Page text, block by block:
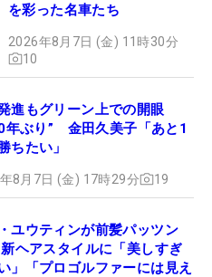
を彩った名車たち
2026年8月7日 (金) 11時30分
10
進もグリーン上での開眼
年ぶり” 金田久美子「あと1
ちたい」
8月7日 (金) 17時29分 19
ユウティンが前髪パッツン
ヘアスタイルに「美しすぎ
」「プロゴルファーには見え